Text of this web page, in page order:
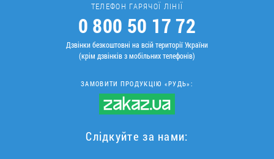
ТЕЛЕФОН ГАРЯЧОЇ ЛІНІЇ
0 800 50 17 72
Дзвінки безкоштовні на всій території України
(крім дзвінків з мобільних телефонів)
ЗАМОВИТИ ПРОДУКЦІЮ «РУДЬ»:
Слідкуйте за нами: